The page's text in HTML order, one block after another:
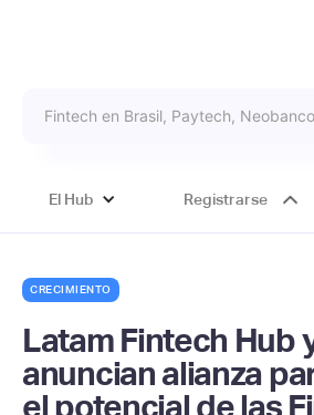
El Hub Registrarse
CRECIMIENTO
Latam Fintech Hub
anuncian alianza
el potencial de las